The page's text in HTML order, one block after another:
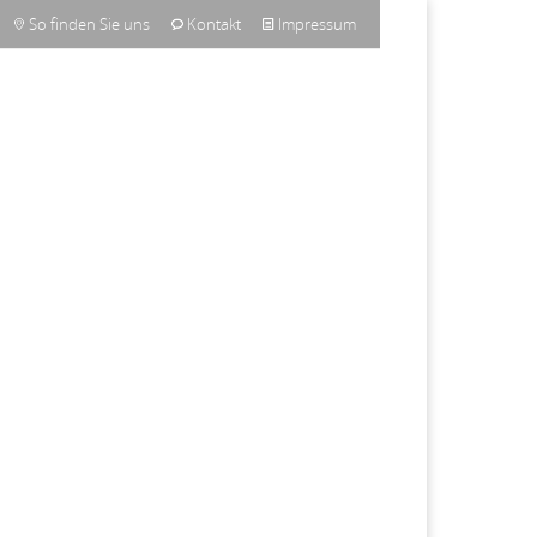
So finden Sie uns Kontakt Impressum